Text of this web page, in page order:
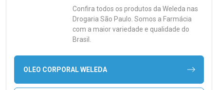
Confira todos os produtos da Weleda nas
Drogaria São Paulo. Somos a Farmácia
com a maior variedade e qualidade do
Brasil.
OLEO CORPORAL WELEDA